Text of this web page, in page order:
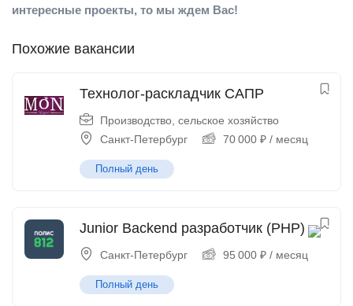
интересные проекты, то мы ждем Вас!
Похожие вакансии
Технолог-раскладчик САПР
Производство, сельское хозяйство
Санкт-Петербург
70 000 ₽ / месяц
Полный день
Junior Backend разработчик (PHP)
Санкт-Петербург 95 000 ₽ / месяц
Полный день